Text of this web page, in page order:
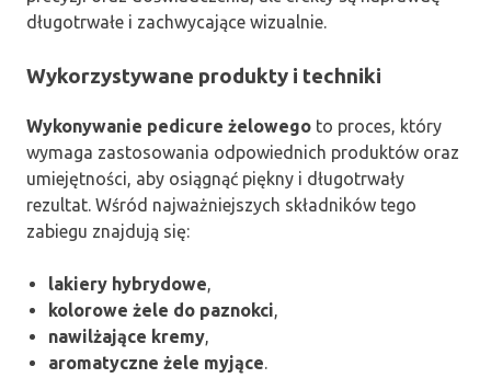
długotrwałe i zachwycające wizualnie.
Wykorzystywane produkty i techniki
Wykonywanie pedicure żelowego to proces, który
wymaga zastosowania odpowiednich produktów oraz
umiejętności, aby osiągnąć piękny i długotrwały
rezultat. Wśród najważniejszych składników tego
zabiegu znajdują się:
lakiery hybrydowe,
kolorowe żele do paznokci,
nawilżające kremy,
aromatyczne żele myjące.